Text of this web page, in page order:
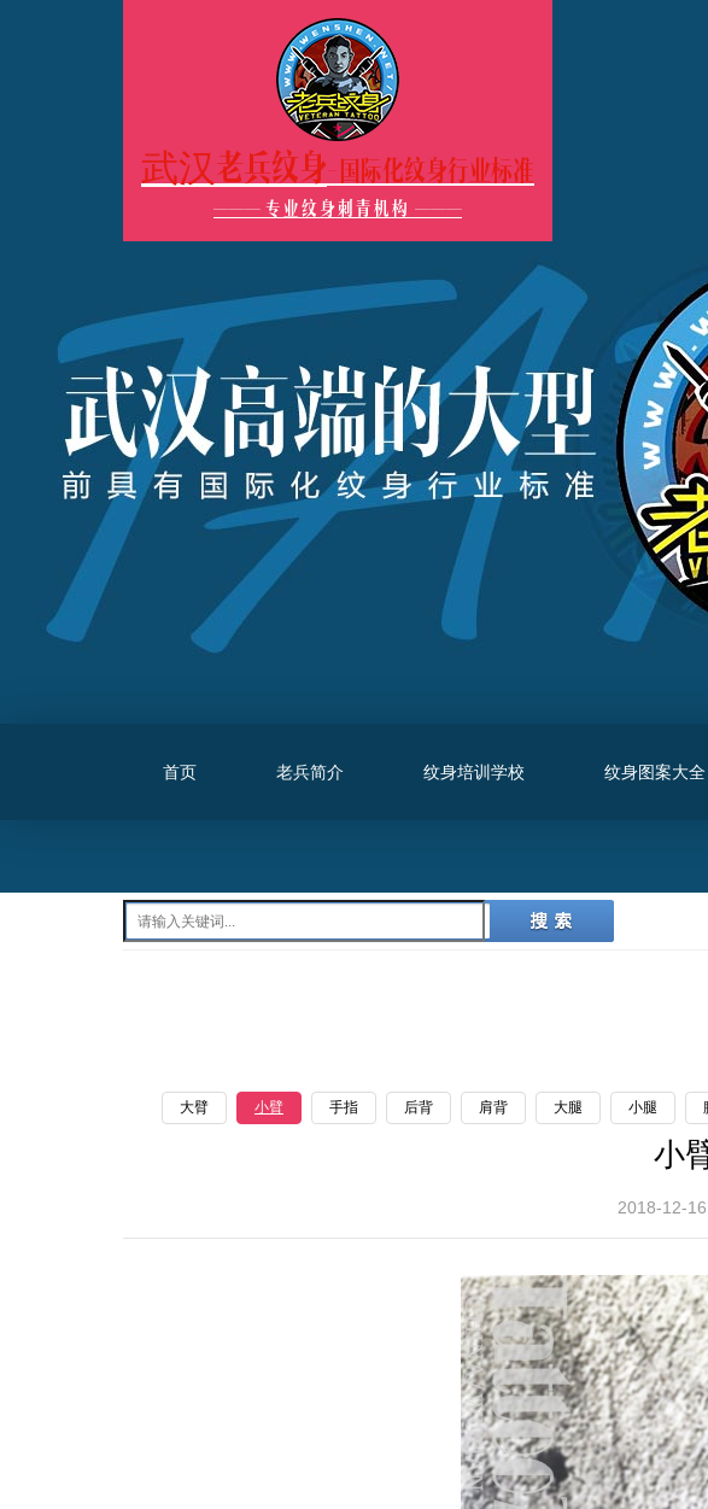
武汉老兵纹身-国际化纹身行业标准
——— 专业纹身刺青机构 ———
首页 老兵简介 纹身培训学校 纹身图案大全
大臂 小臂 手指 后背 肩背 大腿 小腿
小
2018-12-